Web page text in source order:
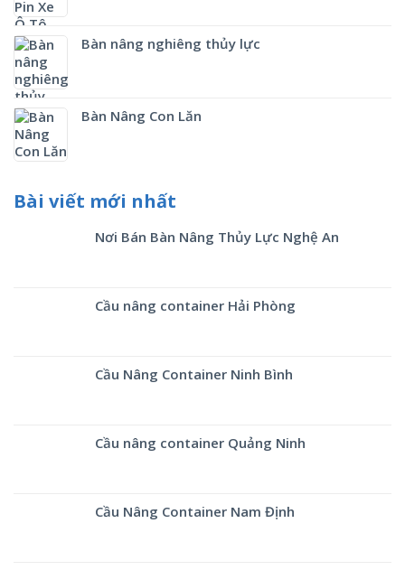
Bàn nâng nghiêng thủy lực
Bàn Nâng Con Lăn
Bài viết mới nhất
Nơi Bán Bàn Nâng Thủy Lực Nghệ An
Cầu nâng container Hải Phòng
Cầu Nâng Container Ninh Bình
Cầu nâng container Quảng Ninh
Cầu Nâng Container Nam Định